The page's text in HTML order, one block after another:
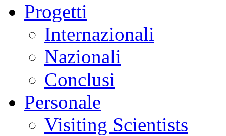
Progetti
Internazionali
Nazionali
Conclusi
Personale
Visiting Scientists